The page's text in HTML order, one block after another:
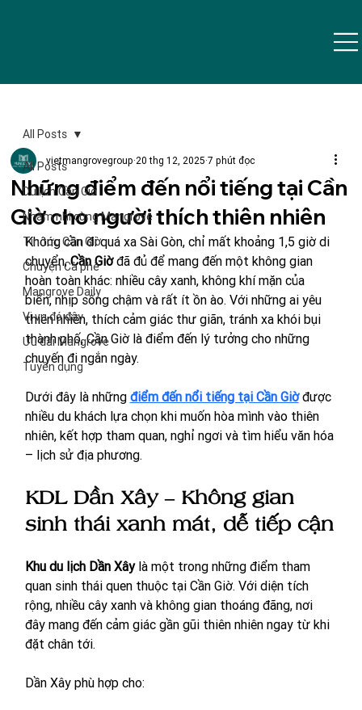
All Posts
Du lịch Cần Giờ
Nhâm nhi cùng Mangrove
Tin tức Cần Giờ
Chuyện Cà phê
Mangrove Daily
Vi vu đó đây
Ưu đãi Mangrove
Tuyển dụng
All Posts
Những điểm đến nổi tiếng tại Cần
Giờ cho người thích thiên nhiên
vietmangrovegroup 20 thg 12, 2025 7 phút đọc
Không cần đi quá xa Sài Gòn, chỉ mất khoảng 1,5 giờ di
chuyển, Cần Giờ đã đủ để mang đến một không gian
hoàn toàn khác: nhiều cây xanh, không khí mặn của
biển, nhịp sống chậm và rất ít ồn ào. Với những ai yêu
thiên nhiên, thích cảm giác thư giãn, tránh xa khói bụi
thành phố, Cần Giờ là điểm đến lý tưởng cho những
chuyến đi ngắn ngày.
Dưới đây là những điểm đến nổi tiếng tại Cần Giờ được
nhiều du khách lựa chọn khi muốn hòa mình vào thiên
nhiên, kết hợp tham quan, nghỉ ngơi và tìm hiểu văn hóa
– lịch sử địa phương.
KDL Dần Xây – Không gian
sinh thái xanh mát, dễ tiếp cận
Khu du lịch Dần Xây là một trong những điểm tham
quan sinh thái quen thuộc tại Cần Giờ. Với diện tích
rộng, nhiều cây xanh và không gian thoáng đãng, nơi
đây mang đến cảm giác gần gũi thiên nhiên ngay từ khi
đặt chân tới.
Dần Xây phù hợp cho: